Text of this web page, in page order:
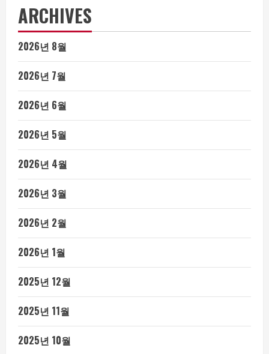
ARCHIVES
2026년 8월
2026년 7월
2026년 6월
2026년 5월
2026년 4월
2026년 3월
2026년 2월
2026년 1월
2025년 12월
2025년 11월
2025년 10월